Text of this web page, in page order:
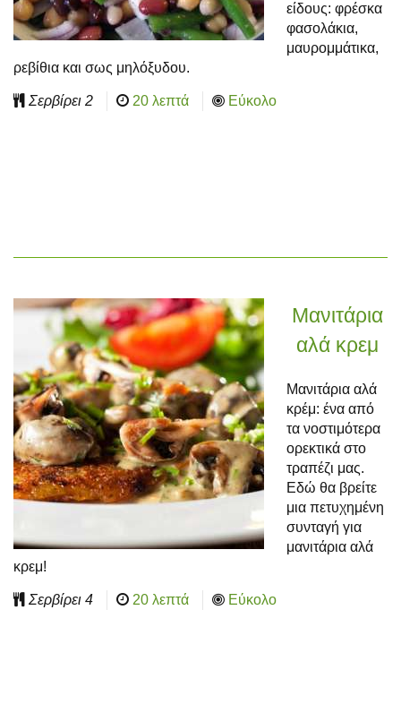
είδους: φρέσκα
φασολάκια,
μαυρομμάτικα,
ρεβίθια και σως μηλόξυδου.
Σερβίρει 2 20 λεπτά Εύκολο
Μανιτάρια
αλά κρεμ
Μανιτάρια αλά
κρέμ: ένα από
τα νοστιμότερα
ορεκτικά στο
τραπέζι μας.
Εδώ θα βρείτε
μια πετυχημένη
συνταγή για
μανιτάρια αλά
κρεμ!
Σερβίρει 4 20 λεπτά Εύκολο